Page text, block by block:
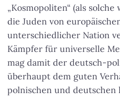
„Kosmopoliten“ (als
die Juden von
unterschiedlicher Nation
Kämpfer für universelle
mag damit der deutsch-
überhaupt dem guten
polnischen und deutschen